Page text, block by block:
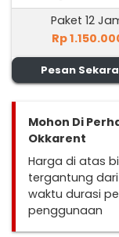
Paket 12
Rp
Pesan
Mohon Di
Okkarent
Harga di atas
tergantung
waktu durasi
penggunaan